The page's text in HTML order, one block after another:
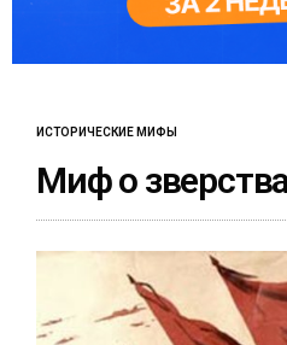
ИСТОРИЧЕСКИЕ МИФЫ
Миф о